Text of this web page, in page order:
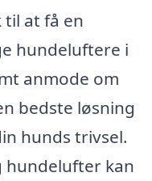
at få en
hundeluftere i
anmode om
bedste løsning
hunds trivsel.
hundelufter kan